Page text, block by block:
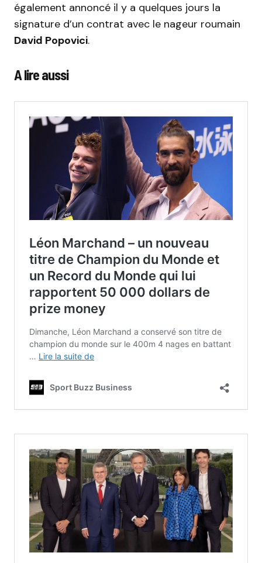
également annoncé il y a quelques jours la
signature d’un contrat avec le nageur roumain
David Popovici.
A lire aussi